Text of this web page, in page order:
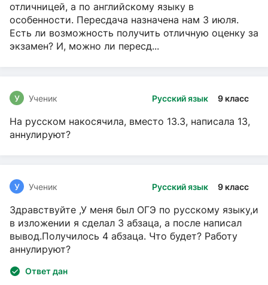
отличницей, а по английскому языку в
особенности. Пересдача назначена нам 3 июля.
Есть ли возможность получить отличную оценку за
экзамен? И, можно ли пересд...
Русский язык 9 класс
У Ученик
На русском накосячила, вместо 13.3, написала 13,
аннулируют?
Русский язык 9 класс
У Ученик
Здравствуйте ,У меня был ОГЭ по русскому языку,и
в изложении я сделал 3 абзаца, а после написал
вывод.Получилось 4 абзаца. Что будет? Работу
аннулируют?
Ответ дан